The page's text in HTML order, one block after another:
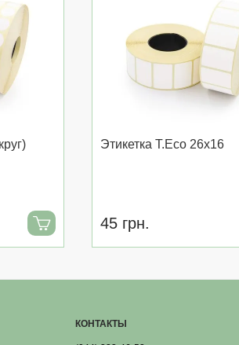
Этикетка T.Eco 26x16
45 грн.
КОНТАКТЫ